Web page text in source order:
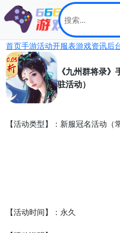
首页手游活动开服表游戏资讯后
《九州群将录
驻活动）
【活动类型】：新服冠名活动（
【活动时间】： 永久